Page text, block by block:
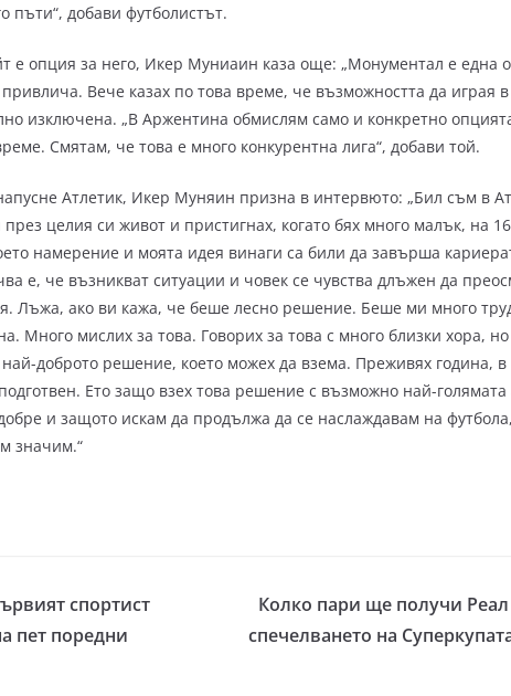
пъти“, добави футболистът.
е опция за него, Икер Муниаин каза още: „Монументал е една
Вече казах по това време, че възможността да играя в
изключена. „В Аржентина обмислям само и конкретно
Смятам, че това е много конкурентна лига“, добави той.
Атлетик, Икер Муняин призна в интервюто: „Бил съм в
целия си живот и пристигнах, когато бях много малък, на
намерение и моята идея винаги са били да завърша
е, че възникват ситуации и човек се чувства длъжен да
Лъжа, ако ви кажа, че беше лесно решение. Беше ми много
Много мислих за това. Говорих за това с много близки хора,
доброто решение, което можех да взема. Преживях година, в
Ето защо взех това решение с възможно най-
и защото искам да продължа да се наслаждавам на
значим.“
спортист
пет поредни
Колко пари ще получи
спечелването на